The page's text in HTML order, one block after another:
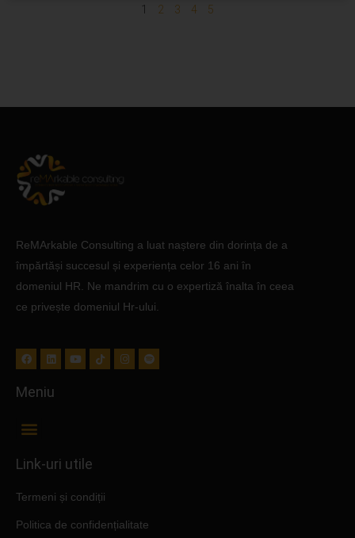
1 2 3 4 5
ReMArkable Consulting a luat naștere din dorința de a
împărtăși succesul și experiența celor 16 ani în
domeniul HR. Ne mandrim cu o expertiză înalta în ceea
ce privește domeniul Hr-ului.
Meniu
Link-uri utile
Termeni și condiții
Politica de confidențialitate